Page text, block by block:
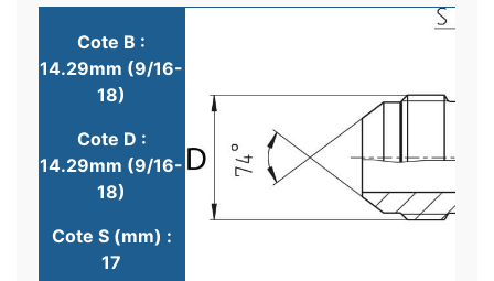
Cote B :
14.29mm (9/16-
18)
Cote D :
14.29mm (9/16-
18)
Cote S (mm) :
17